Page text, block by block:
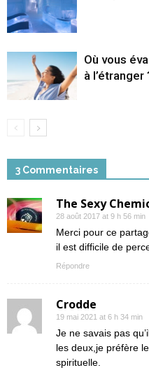
Où vous
à l’étranger
3 Commentaires
The Sexy
28 août 2017 at 9 h 56 min
Merci pour ce
il est difficile de
Répondre
Crodde
19 mai 2021 at 6 h 34 min
Je ne savais pas
les deux,je préfère
spirituelle.